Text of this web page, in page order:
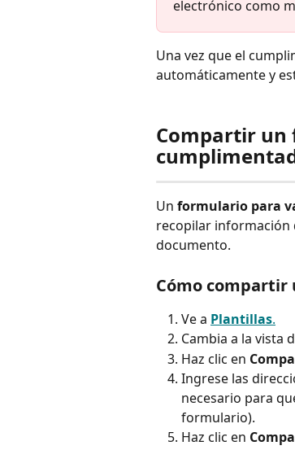
electrónico como
Una vez que el
automáticamente y
Compartir
Un formulario para
recopilar información
documento.
Cómo
Ve a Plantillas.
Cambia a la vista
Haz clic en
Ingrese las
necesario para
formulario).
Haz clic en